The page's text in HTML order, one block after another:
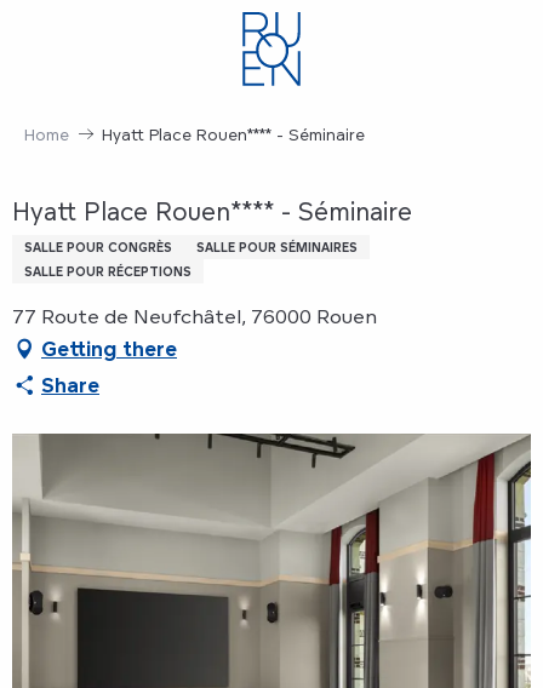
Home Hyatt Place Rouen**** - Séminaire
Hyatt Place Rouen**** - Séminaire
SALLE POUR CONGRÈS
SALLE POUR SÉMINAIRES
SALLE POUR RÉCEPTIONS
77 Route de Neufchâtel, 76000 Rouen
Getting there
Share